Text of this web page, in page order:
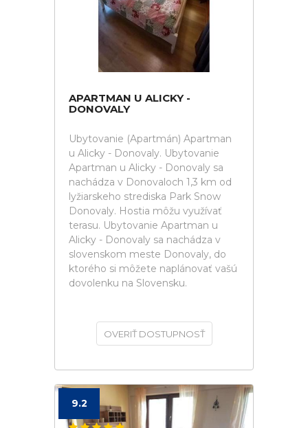
APARTMAN U ALICKY -
DONOVALY
Ubytovanie (Apartmán) Apartman
u Alicky - Donovaly. Ubytovanie
Apartman u Alicky - Donovaly sa
nachádza v Donovaloch 1,3 km od
lyžiarskeho strediska Park Snow
Donovaly. Hostia môžu využívať
terasu. Ubytovanie Apartman u
Alicky - Donovaly sa nachádza v
slovenskom meste Donovaly, do
ktorého si môžete naplánovať vašú
dovolenku na Slovensku.
OVERIŤ DOSTUPNOSŤ
9.2